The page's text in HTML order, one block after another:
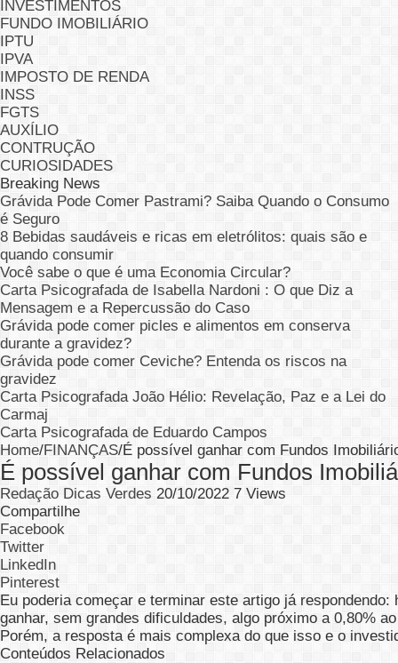
INVESTIMENTOS
FUNDO IMOBILIÁRIO
IPTU
IPVA
IMPOSTO DE RENDA
INSS
FGTS
AUXÍLIO
CONTRUÇÃO
CURIOSIDADES
Breaking News
Grávida Pode Comer Pastrami? Saiba Quando o Consumo
é Seguro
8 Bebidas saudáveis e ricas em eletrólitos: quais são e
quando consumir
Você sabe o que é uma Economia Circular?
Carta Psicografada de Isabella Nardoni : O que Diz a
Mensagem e a Repercussão do Caso
Grávida pode comer picles e alimentos em conserva
durante a gravidez?
Grávida pode comer Ceviche? Entenda os riscos na
gravidez
Carta Psicografada João Hélio: Revelação, Paz e a Lei do
Carmaj
Carta Psicografada de Eduardo Campos
Home/FINANÇAS/É possível ganhar com Fundos
É possível ganhar com Fundos
Redação Dicas Verdes 20/10/2022 7 Views
Compartilhe
Facebook
Twitter
LinkedIn
Pinterest
Eu poderia começar e terminar este artigo já
ganhar, sem grandes dificuldades, algo próximo a 0,80%
Porém, a resposta é mais complexa do que isso e o
Conteúdos Relacionados